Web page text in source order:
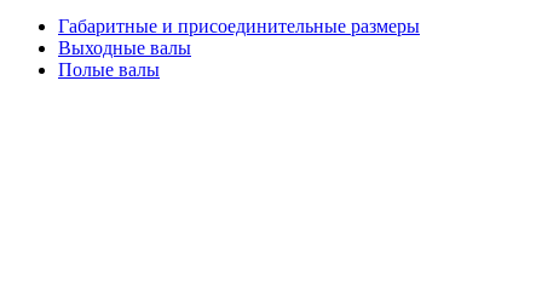
Габаритные и присоединительные размеры
Выходные валы
Полые валы